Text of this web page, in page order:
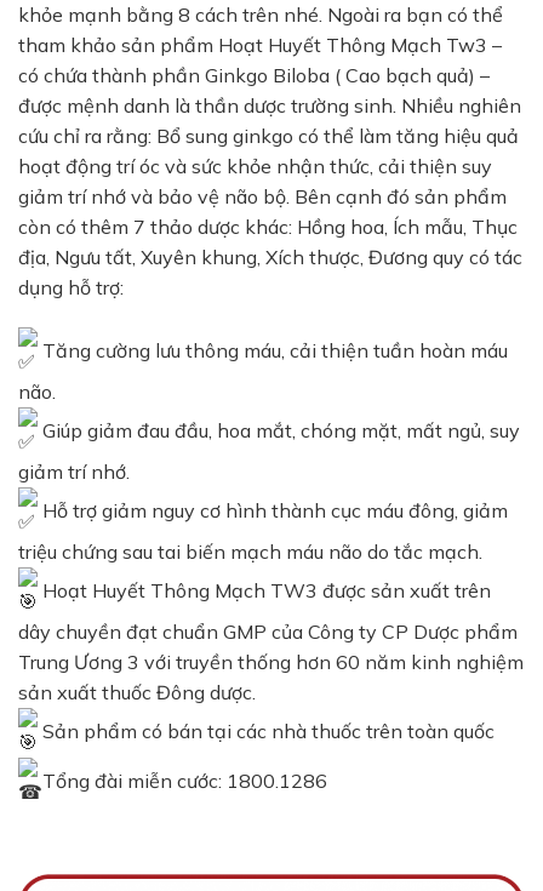
khỏe mạnh bằng 8 cách trên nhé. Ngoài ra bạn có thể
tham khảo sản phẩm Hoạt Huyết Thông Mạch Tw3 –
có chứa thành phần Ginkgo Biloba ( Cao bạch quả) –
được mệnh danh là thần dược trường sinh. Nhiều nghiên
cứu chỉ ra rằng: Bổ sung ginkgo có thể làm tăng hiệu quả
hoạt động trí óc và sức khỏe nhận thức, cải thiện suy
giảm trí nhớ và bảo vệ não bộ. Bên cạnh đó sản phẩm
còn có thêm 7 thảo dược khác: Hồng hoa, Ích mẫu, Thục
địa, Ngưu tất, Xuyên khung, Xích thược, Đương quy có tác
dụng hỗ trợ:
Tăng cường lưu thông máu, cải thiện tuần hoàn máu
não.
Giúp giảm đau đầu, hoa mắt, chóng mặt, mất ngủ, suy
giảm trí nhớ.
Hỗ trợ giảm nguy cơ hình thành cục máu đông, giảm
triệu chứng sau tai biến mạch máu não do tắc mạch.
Hoạt Huyết Thông Mạch TW3 được sản xuất trên
dây chuyền đạt chuẩn GMP của Công ty CP Dược phẩm
Trung Ương 3 với truyền thống hơn 60 năm kinh nghiệm
sản xuất thuốc Đông dược.
Sản phẩm có bán tại các nhà thuốc trên toàn quốc
Tổng đài miễn cước: 1800.1286